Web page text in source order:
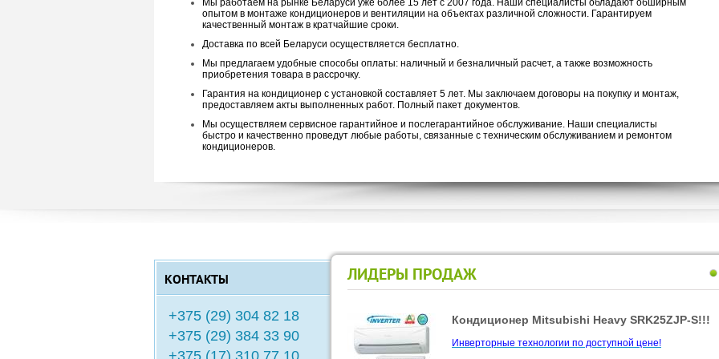
Мы работаем на рынке Беларуси уже более 15 лет с 2007 года. Наши специалисты обладают обширным
опытом в монтаже кондиционеров и вентиляции на объектах различной сложности. Гарантируем
качественный монтаж в кратчайшие сроки.
Доставка по всей Беларуси осуществляется бесплатно.
Мы предлагаем удобные способы оплаты: наличный и безналичный расчет, а также возможность
приобретения товара в рассрочку.
Гарантия на кондиционер с установкой составляет 5 лет. Мы заключаем договоры на покупку и монтаж,
предоставляем акты выполненных работ. Полный пакет документов.
Мы осуществляем сервисное гарантийное и послегарантийное обслуживание. Наши специалисты
быстро и качественно проведут любые работы, связанные с техническим обслуживанием и ремонтом
кондиционеров.
КОНТАКТЫ
+375 (29) 304 82 18
+375 (29) 384 33 90
ЛИДЕРЫ ПРОДАЖ
Кондиционер Mitsubishi Heavy SRK25ZJP-S!!!
Инверторные технологии по доступной цене!
ZUBADAN !!!
Компания Mitsubishi Electric представляет системы серии